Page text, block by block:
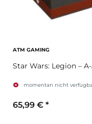
ATM GAMING
Star Wars: Legion –
momentan nicht
65,99 € *